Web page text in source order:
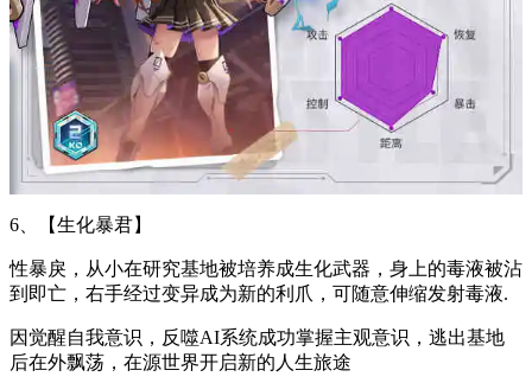
6、【生化暴君】
性暴戾，从小在研究基地被培养成生化武器，身上的毒液被沾
到即亡，右手经过变异成为新的利爪，可随意伸缩发射毒液.
因觉醒自我意识，反噬AI系统成功掌握主观意识，逃出基地
后在外飘荡，在源世界开启新的人生旅途